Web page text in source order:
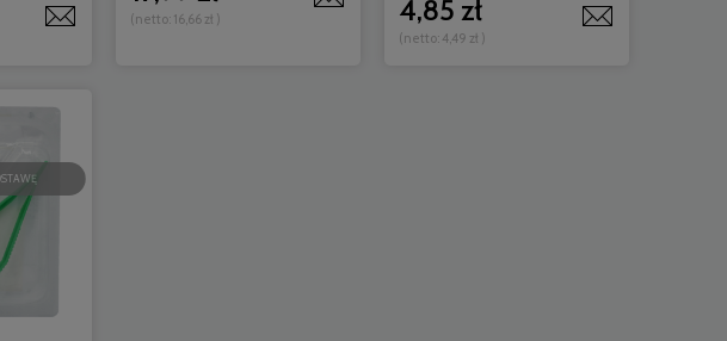
(netto: 16,66 zł ) 4,85 zł
(netto: 4,49 zł )